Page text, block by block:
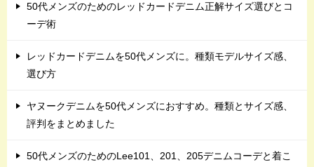
50代メンズのためのレッドカードデニム正解サイズ選びとコ
ーデ術
レッドカードデニムを50代メンズに。種類モデルサイズ感、
選び方
ヤヌークデニムを50代メンズにおすすめ。種類とサイズ感、
評判をまとめました
50代メンズのためのLee101、201、205デニムコーデと着こ